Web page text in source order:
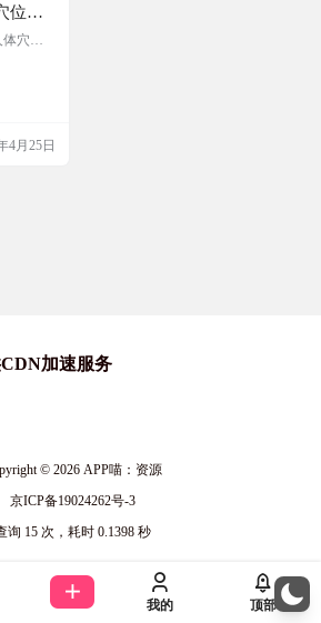
位学
供人
iOS
穴位
位按
询，
具有
4月25日
加速服务
© 2026APP喵：资源
京ICP备19024262号-3
询 15 次，耗时 0.1398 秒
我的 顶部